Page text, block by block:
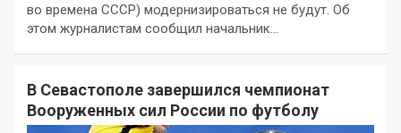
во времена СССР) модернизироваться не будут. Об
этом журналистам сообщил начальник…
В Севастополе завершился чемпионат
Вооруженных сил России по футболу